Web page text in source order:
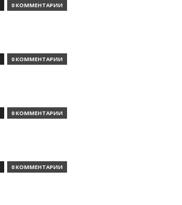
0 КОММЕНТАРИИ
0 КОММЕНТАРИИ
0 КОММЕНТАРИИ
0 КОММЕНТАРИИ